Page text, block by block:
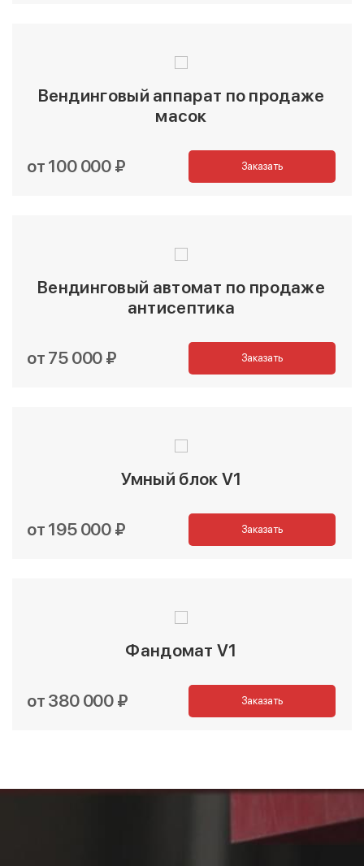
Вендинговый аппарат по продаже
масок
от 100 000 ₽ Заказать
Вендинговый автомат по продаже
антисептика
от 75 000 ₽ Заказать
Умный блок V1
от 195 000 ₽ Заказать
Фандомат V1
от 380 000 ₽ Заказать